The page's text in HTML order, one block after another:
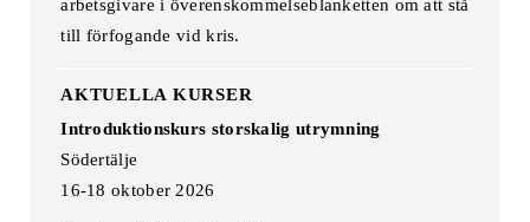
arbetsgivare i överenskommelseblanketten om att stå
till förfogande vid kris.
AKTUELLA KURSER
Introduktionskurs storskalig utrymning
Södertälje
16-18 oktober 2026